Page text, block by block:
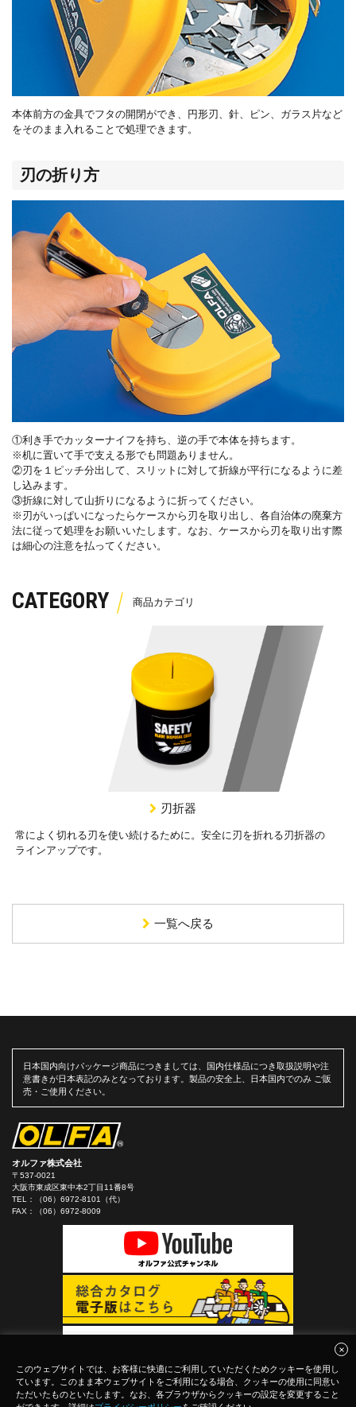
このウェブサイトでは、お客様に快適にご利用していただくためクッキーを使用し
ています。このまま本ウェブサイトをご利用になる場合、クッキーの使用に同意い
ただいたものといたします。なお、各ブラウザからクッキーの設定を変更すること
本体前方の金具でフタの開閉ができ、円形刃、針、ピン、ガラス片など
をそのまま入れることで処理できます。
刃の折り方
①利き手でカッターナイフを持ち、逆の手で本体を持ちます。
※机に置いて手で支える形でも問題ありません。
②刃を１ピッチ分出して、スリットに対して折線が平行になるように差
し込みます。
③折線に対して山折りになるように折ってください。
※刃がいっぱいになったらケースから刃を取り出し、各自治体の廃棄方
法に従って処理をお願いいたします。なお、ケースから刃を取り出す際
は細心の注意を払ってください。
CATEGORY
刃折器
常によく切れる刃を使い続けるために。安全に刃を折れる刃折器の
ラインアップです。
一覧へ戻る
日本国内向けパッケージ商品につきましては、国内仕様品につき取扱説明や注
意書きが日本表記のみとなっております。製品の安全上、日本国内でのみ ご販
売・ご使用ください。
オルファ株式会社
〒537-0021
大阪市東成区東中本2丁目11番8号
TEL：
（06）6972-8101（代）
FAX：（06）6972-8009